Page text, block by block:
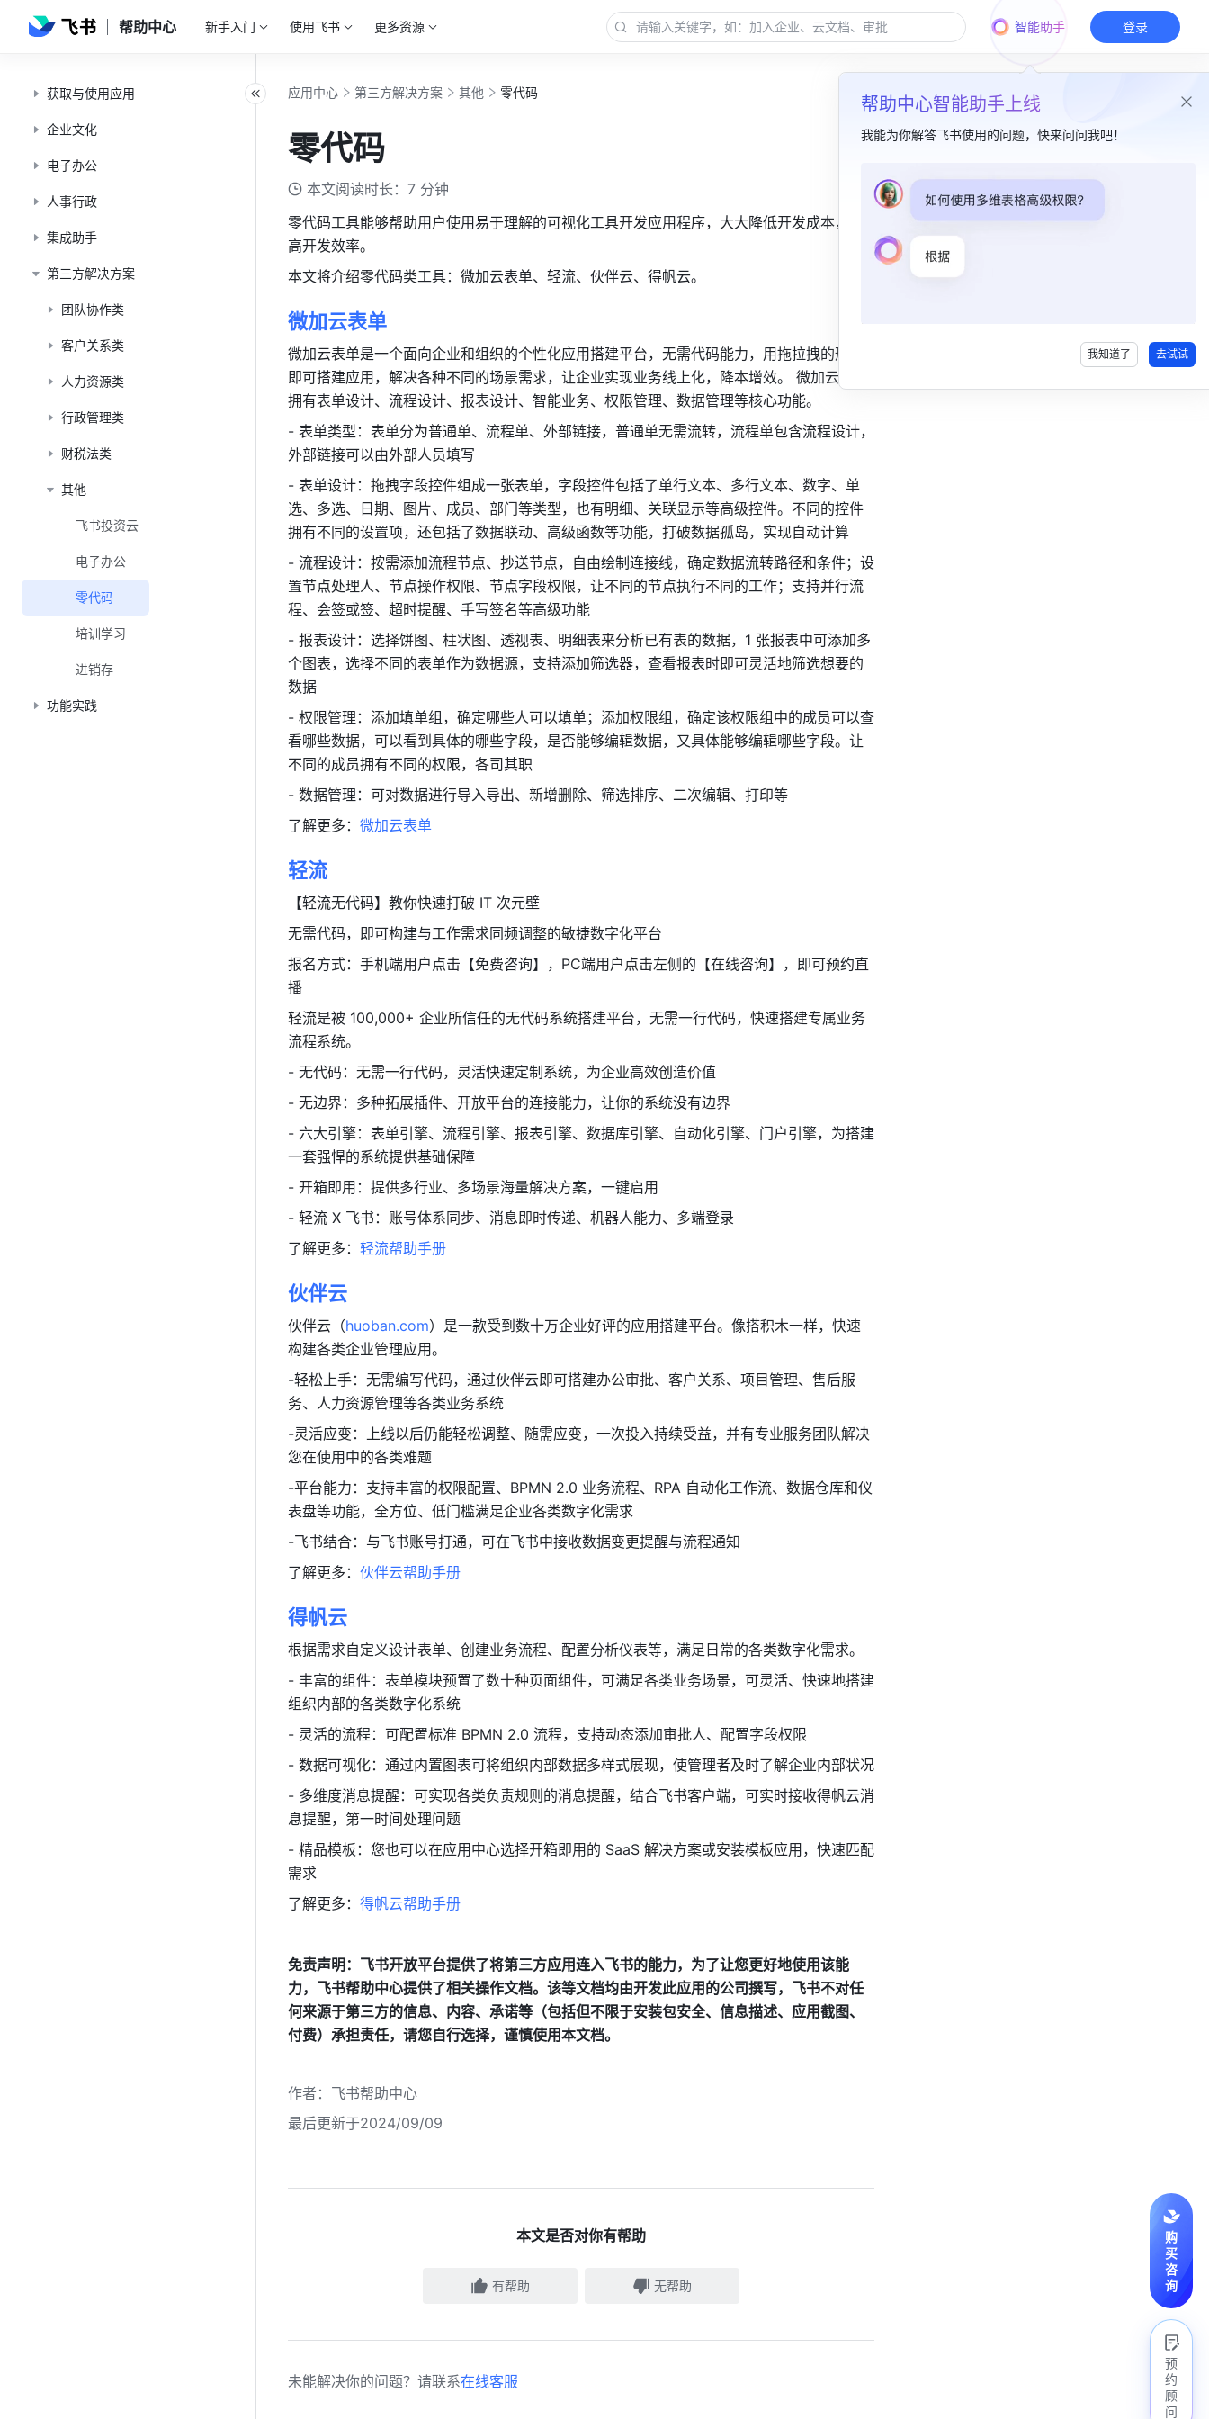
帮助中心 新手入门 使用飞书 更多资源 智能助手
帮助中心智能助手上线
我能为你解答飞书使用的问题，快来问问我吧！
我知道了 去试试
登录
获取与使用应用
企业文化
电子办公
人事行政
集成助手
第三方解决方案
团队协作类
客户关系类
人力资源类
行政管理类
财税法类
其他
飞书投资云
电子办公
零代码
培训学习
进销存
功能实践
应用中心 第三方解决方案 其他 零代码
零代码
本文阅读时长：7 分钟
零代码工具能够帮助用户使用易于理解的可视化工具开发应用程序，大大降低开发成本，提
高开发效率。
本文将介绍零代码类工具：微加云表单、轻流、伙伴云、得帆云。
微加云表单
微加云表单是一个面向企业和组织的个性化应用搭建平台，无需代码能力，用拖拉拽的形式
即可搭建应用，解决各种不同的场景需求，让企业实现业务线上化，降本增效。 微加云表单
拥有表单设计、流程设计、报表设计、智能业务、权限管理、数据管理等核心功能。
- 表单类型：表单分为普通单、流程单、外部链接，普通单无需流转，流程单包含流程设计，
外部链接可以由外部人员填写
- 表单设计：拖拽字段控件组成一张表单，字段控件包括了单行文本、多行文本、数字、单
选、多选、日期、图片、成员、部门等类型，也有明细、关联显示等高级控件。不同的控件
拥有不同的设置项，还包括了数据联动、高级函数等功能，打破数据孤岛，实现自动计算
- 流程设计：按需添加流程节点、抄送节点，自由绘制连接线，确定数据流转路径和条件；设
置节点处理人、节点操作权限、节点字段权限，让不同的节点执行不同的工作；支持并行流
程、会签或签、超时提醒、手写签名等高级功能
- 报表设计：选择饼图、柱状图、透视表、明细表来分析已有表的数据，1 张报表中可添加多
个图表，选择不同的表单作为数据源，支持添加筛选器，查看报表时即可灵活地筛选想要的
数据
- 权限管理：添加填单组，确定哪些人可以填单；添加权限组，确定该权限组中的成员可以查
看哪些数据，可以看到具体的哪些字段，是否能够编辑数据，又具体能够编辑哪些字段。让
不同的成员拥有不同的权限，各司其职
- 数据管理：可对数据进行导入导出、新增删除、筛选排序、二次编辑、打印等
了解更多： 微加云表单
轻流
【轻流无代码】教你快速打破 IT 次元壁
无需代码，即可构建与工作需求同频调整的敏捷数字化平台
报名方式：手机端用户点击【免费咨询】，PC端用户点击左侧的【在线咨询】，即可预约直
播
轻流是被 100,000+ 企业所信任的无代码系统搭建平台，无需一行代码，快速搭建专属业务
流程系统。
- 无代码：无需一行代码，灵活快速定制系统，为企业高效创造价值
- 无边界：多种拓展插件、开放平台的连接能力，让你的系统没有边界
- 六大引擎：表单引擎、流程引擎、报表引擎、数据库引擎、自动化引擎、门户引擎，为搭建
一套强悍的系统提供基础保障
- 开箱即用：提供多行业、多场景海量解决方案，一键启用
- 轻流 X 飞书：账号体系同步、消息即时传递、机器人能力、多端登录
了解更多： 轻流帮助手册
伙伴云
伙伴云（huoban.com）是一款受到数十万企业好评的应用搭建平台。像搭积木一样，快速
构建各类企业管理应用。
-轻松上手：无需编写代码，通过伙伴云即可搭建办公审批、客户关系、项目管理、售后服
务、人力资源管理等各类业务系统
-灵活应变：上线以后仍能轻松调整、随需应变，一次投入持续受益，并有专业服务团队解决
您在使用中的各类难题
-平台能力：支持丰富的权限配置、BPMN 2.0 业务流程、RPA 自动化工作流、数据仓库和仪
表盘等功能，全方位、低门槛满足企业各类数字化需求
-飞书结合：与飞书账号打通，可在飞书中接收数据变更提醒与流程通知
了解更多： 伙伴云帮助手册
得帆云
根据需求自定义设计表单、创建业务流程、配置分析仪表等，满足日常的各类数字化需求。
- 丰富的组件：表单模块预置了数十种页面组件，可满足各类业务场景，可灵活、快速地搭建
组织内部的各类数字化系统
- 灵活的流程：可配置标准 BPMN 2.0 流程，支持动态添加审批人、配置字段权限
- 数据可视化：通过内置图表可将组织内部数据多样式展现，使管理者及时了解企业内部状况
- 多维度消息提醒：可实现各类负责规则的消息提醒，结合飞书客户端，可实时接收得帆云消
息提醒，第一时间处理问题
- 精品模板：您也可以在应用中心选择开箱即用的 SaaS 解决方案或安装模板应用，快速匹配
需求
了解更多： 得帆云帮助手册
免责声明：飞书开放平台提供了将第三方应用连入飞书的能力，为了让您更好地使用该能
力，飞书帮助中心提供了相关操作文档。该等文档均由开发此应用的公司撰写，飞书不对任
何来源于第三方的信息、内容、承诺等（包括但不限于安装包安全、信息描述、应用截图、
付费）承担责任，请您自行选择，谨慎使用本文档。
作者 ： 飞书帮助中心
最后更新于2024/09/09
本文是否对你有帮助
有帮助 无帮助
未能解决你的问题？请联系在线客服
本篇目录
轻流​
购
买
咨
询
预
约
顾
问